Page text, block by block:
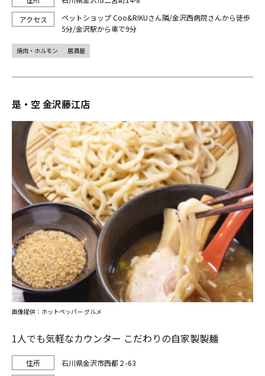
ペットショップ Coo&RIKUさん隣/金沢西病院さんから徒歩
5分/金沢駅から車で9分
焼肉・ホルモン 居酒屋
是・空 金沢藤江店
1人でも気軽なカウンター こだわりの自家製製麺
石川県金沢市西都２-63
画像提供：ホットペッパー グルメ